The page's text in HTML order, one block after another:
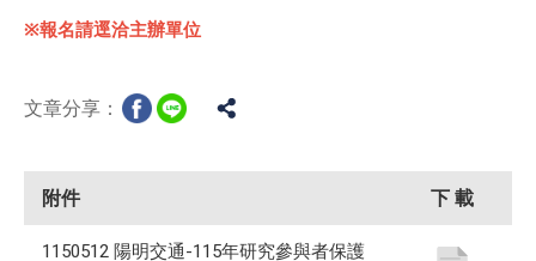
※報名請逕洽主辦單位
文章分享：
附件 下 載
1150512 陽明交通-115年研究參與者保護